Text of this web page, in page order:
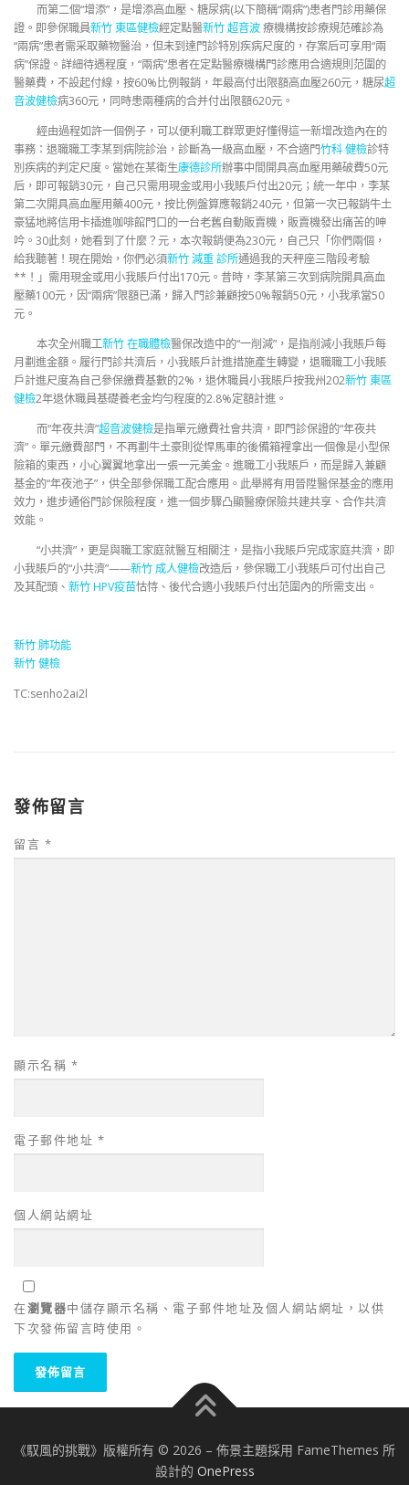
而第二個“增添”，是增添高血壓、糖尿病(以下簡稱“兩病”)患者門診用藥保
證。即參保職員新竹 東區健檢經定點醫新竹 超音波療機構按診療規范確診為
“兩病”患者需采取藥物醫治，但未到達門診特別疾病尺度的，存案后可享用“兩
病”保證。詳細待遇程度，“兩病”患者在定點醫療機構門診應用合適規則范圍的
醫藥費，不設起付線，按60%比例報銷，年最高付出限額高血壓260元，糖尿超
音波健檢病360元，同時患兩種病的合并付出限額620元。
經由過程如許一個例子，可以便利職工群眾更好懂得這一新增改造內在的
事務：退職職工李某到病院診治，診斷為一級高血壓，不合適門竹科 健檢診特
別疾病的判定尺度。當她在某衛生康德診所辦事中間開具高血壓用藥破費50元
后，即可報銷30元，自己只需用現金或用小我賬戶付出20元；統一年中，李某
第二次開具高血壓用藥400元，按比例盤算應報銷240元，但第一次已報銷牛土
豪猛地將信用卡插進咖啡館門口的一台老舊自動販賣機，販賣機發出痛苦的呻
吟。30此刻，她看到了什麼？元，本次報銷便為230元，自己只「你們兩個，
給我聽著！現在開始，你們必須新竹 減重 診所通過我的天秤座三階段考驗
**！」需用現金或用小我賬戶付出170元。昔時，李某第三次到病院開具高血
壓藥100元，因“兩病”限額已滿，歸入門診兼顧按50%報銷50元，小我承當50
元。
本次全州職工新竹 在職體檢醫保改造中的“一削減”，是指削減小我賬戶每
月劃進金額。履行門診共濟后，小我賬戶計進措施產生轉變，退職職工小我賬
戶計進尺度為自己參保繳費基數的2%，退休職員小我賬戶按我州202新竹 東區
健檢2年退休職員基礎養老金均勻程度的2.8%定額計進。
而“年夜共濟”超音波健檢是指單元繳費社會共濟，即門診保證的“年夜共
濟”。單元繳費部門，不再劃牛土豪則從悍馬車的後備箱裡拿出一個像是小型保
險箱的東西，小心翼翼地拿出一張一元美金。進職工小我賬戶，而是歸入兼顧
基金的“年夜池子”，供全部參保職工配合應用。此舉將有用晉陞醫保基金的應用
效力，進步通俗門診保險程度，進一個步驟凸顯醫療保險共建共享、合作共濟
效能。
“小共濟”，更是與職工家庭就醫互相關注，是指小我賬戶完成家庭共濟，即
小我賬戶的“小共濟”——新竹 成人健檢改造后，參保職工小我賬戶可付出自己
及其配頭、 新竹 HPV疫苗怙恃、後代合適小我賬戶付出范圍內的所需支出。
新竹 肺功能
新竹 健檢
TC:senho2ai2l
發佈留言
留言 *
顯示名稱 *
電子郵件地址 *
個人網站網址
在瀏覽器中儲存顯示名稱、電子郵件地址及個人網站網址，以供
下次發佈留言時使用。
《馭風的挑戰》版權所有 © 2026 – 佈景主題採用 FameThemes 所
設計的 OnePress